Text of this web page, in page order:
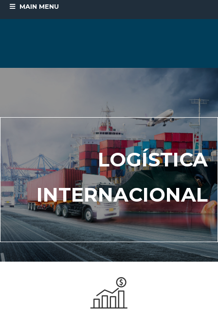
MAIN MENU
LOGÍSTICA
INTERNACIONAL